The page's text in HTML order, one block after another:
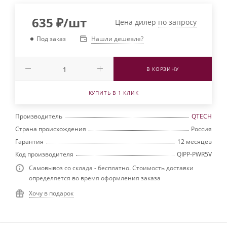
635 ₽/шт Цена дилер по запросу
Под заказ Нашли дешевле?
В КОРЗИНУ
КУПИТЬ В 1 КЛИК
Производитель
QTECH
Страна происхождения
Россия
Гарантия
12 месяцев
Код производителя
QIPP-PWR5V
Самовывоз со склада - бесплатно. Стоимость доставки
определяется во время оформления заказа
Хочу в подарок